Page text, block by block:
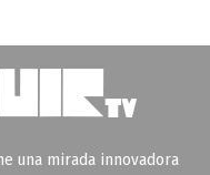
una mirada innovadora